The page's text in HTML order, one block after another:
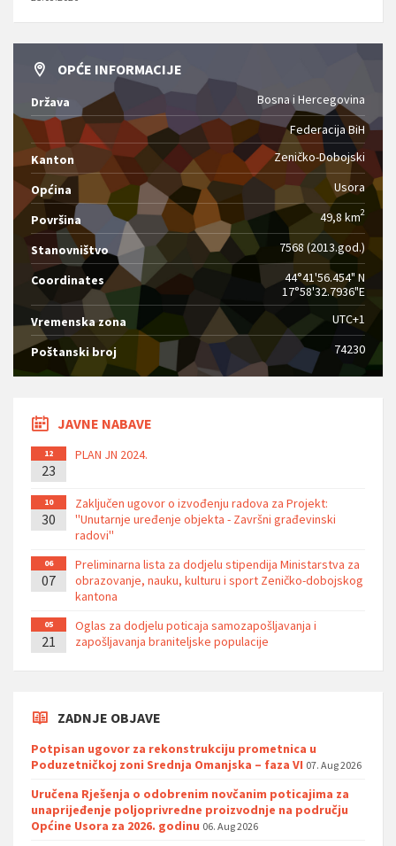
OPĆE INFORMACIJE
Država
Bosna i Hercegovina
Federacija BiH
Kanton
Zeničko-Dobojski
Općina Usora
Površina 49,8 km2
Stanovništvo 7568 (2013.god.)
Coordinates
44°41'56.454" N
17°58'32.7936"E
Vremenska zona
UTC+1
Poštanski broj 74230
JAVNE NABAVE
12
23
PLAN JN 2024.
10
30
Zaključen ugovor o izvođenju radova za Projekt:
''Unutarnje uređenje objekta - Završni građevinski
radovi''
06
07
Preliminarna lista za dodjelu stipendija Ministarstva za
obrazovanje, nauku, kulturu i sport Zeničko-dobojskog
kantona
05
21
Oglas za dodjelu poticaja samozapošljavanja i
zapošljavanja braniteljske populacije
ZADNJE OBJAVE
Potpisan ugovor za rekonstrukciju prometnica u
Poduzetničkoj zoni Srednja Omanjska – faza VI 07. Aug 2026
Uručena Rješenja o odobrenim novčanim poticajima za
unaprijeđenje poljoprivredne proizvodnje na području
Općine Usora za 2026. godinu 06. Aug 2026